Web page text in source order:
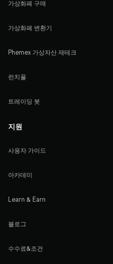
가상화폐 구매
가상화폐 변환기
Phemex 가상자산 재테크
런치풀
트레이딩 봇
지원
사용자 가이드
아카데미
Learn & Earn
블로그
수수료&조건